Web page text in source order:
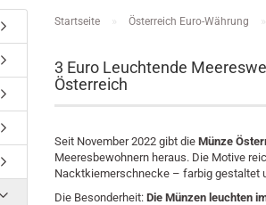
Startseite
» Österreich Euro-Währung »
3 Euro Leuchtende
Österreich
Seit November 2022 gibt dieMünze
Meeresbewohnern heraus. Die Motive
Nacktkiemerschnecke – farbig gestaltet
Die Besonderheit:Die Münzen leuchten